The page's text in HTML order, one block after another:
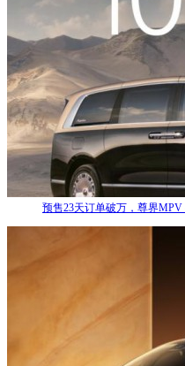
预售23天订单破万，尊界